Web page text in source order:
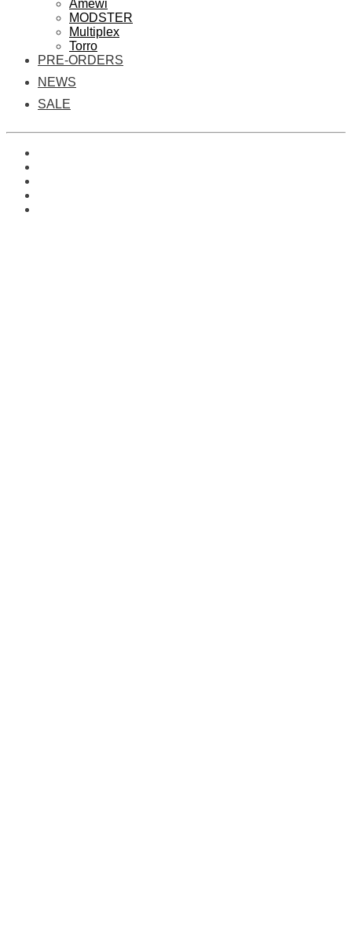
Amewi
MODSTER
Multiplex
Torro
PRE-ORDERS
NEWS
SALE